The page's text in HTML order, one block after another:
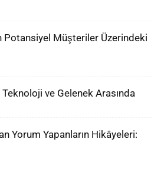
Potansiyel Müşteriler Üzerindeki
Teknoloji ve Gelenek Arasında
Yorum Yapanların Hikâyeleri: